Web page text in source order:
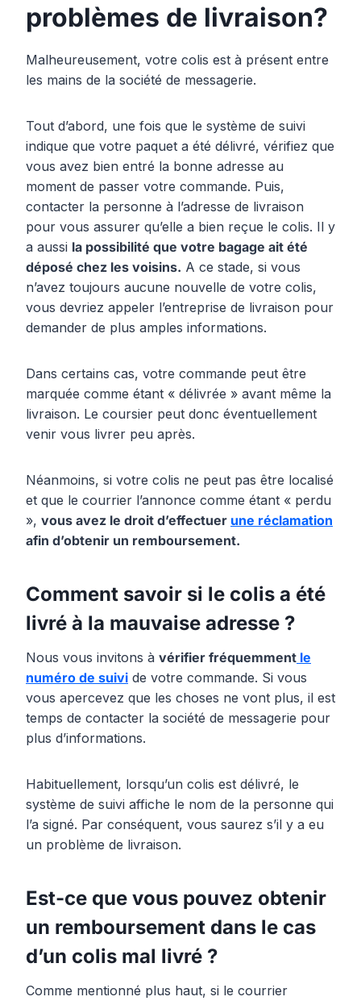
problèmes de livraison?
Malheureusement, votre colis est à présent entre
les mains de la société de messagerie.
Tout d’abord, une fois que le système de suivi
indique que votre paquet a été délivré, vérifiez que
vous avez bien entré la bonne adresse au
moment de passer votre commande. Puis,
contacter la personne à l’adresse de livraison
pour vous assurer qu’elle a bien reçue le colis. Il y
a aussi la possibilité que votre bagage ait été
déposé chez les voisins. A ce stade, si vous
n’avez toujours aucune nouvelle de votre colis,
vous devriez appeler l’entreprise de livraison pour
demander de plus amples informations.
Dans certains cas, votre commande peut être
marquée comme étant « délivrée » avant même la
livraison. Le coursier peut donc éventuellement
venir vous livrer peu après.
Néanmoins, si votre colis ne peut pas être localisé
et que le courrier l’annonce comme étant « perdu
», vous avez le droit d’effectuer une réclamation
afin d’obtenir un remboursement.
Comment savoir si le colis a été
livré à la mauvaise adresse ?
Nous vous invitons à vérifier fréquemment le
numéro de suivi de votre commande. Si vous
vous apercevez que les choses ne vont plus, il est
temps de contacter la société de messagerie pour
plus d’informations.
Habituellement, lorsqu’un colis est délivré, le
système de suivi affiche le nom de la personne qui
l’a signé. Par conséquent, vous saurez s’il y a eu
un problème de livraison.
Est-ce que vous pouvez obtenir
un remboursement dans le cas
d’un colis mal livré ?
Comme mentionné plus haut, si le courrier